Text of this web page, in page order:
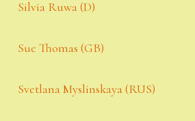
Silvia Ruwa (D)
Sue Thomas (GB)
Svetlana Myslinskaya (RUS)